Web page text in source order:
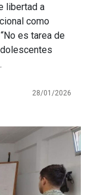
libertad a
como
es tarea de
28/01/2026